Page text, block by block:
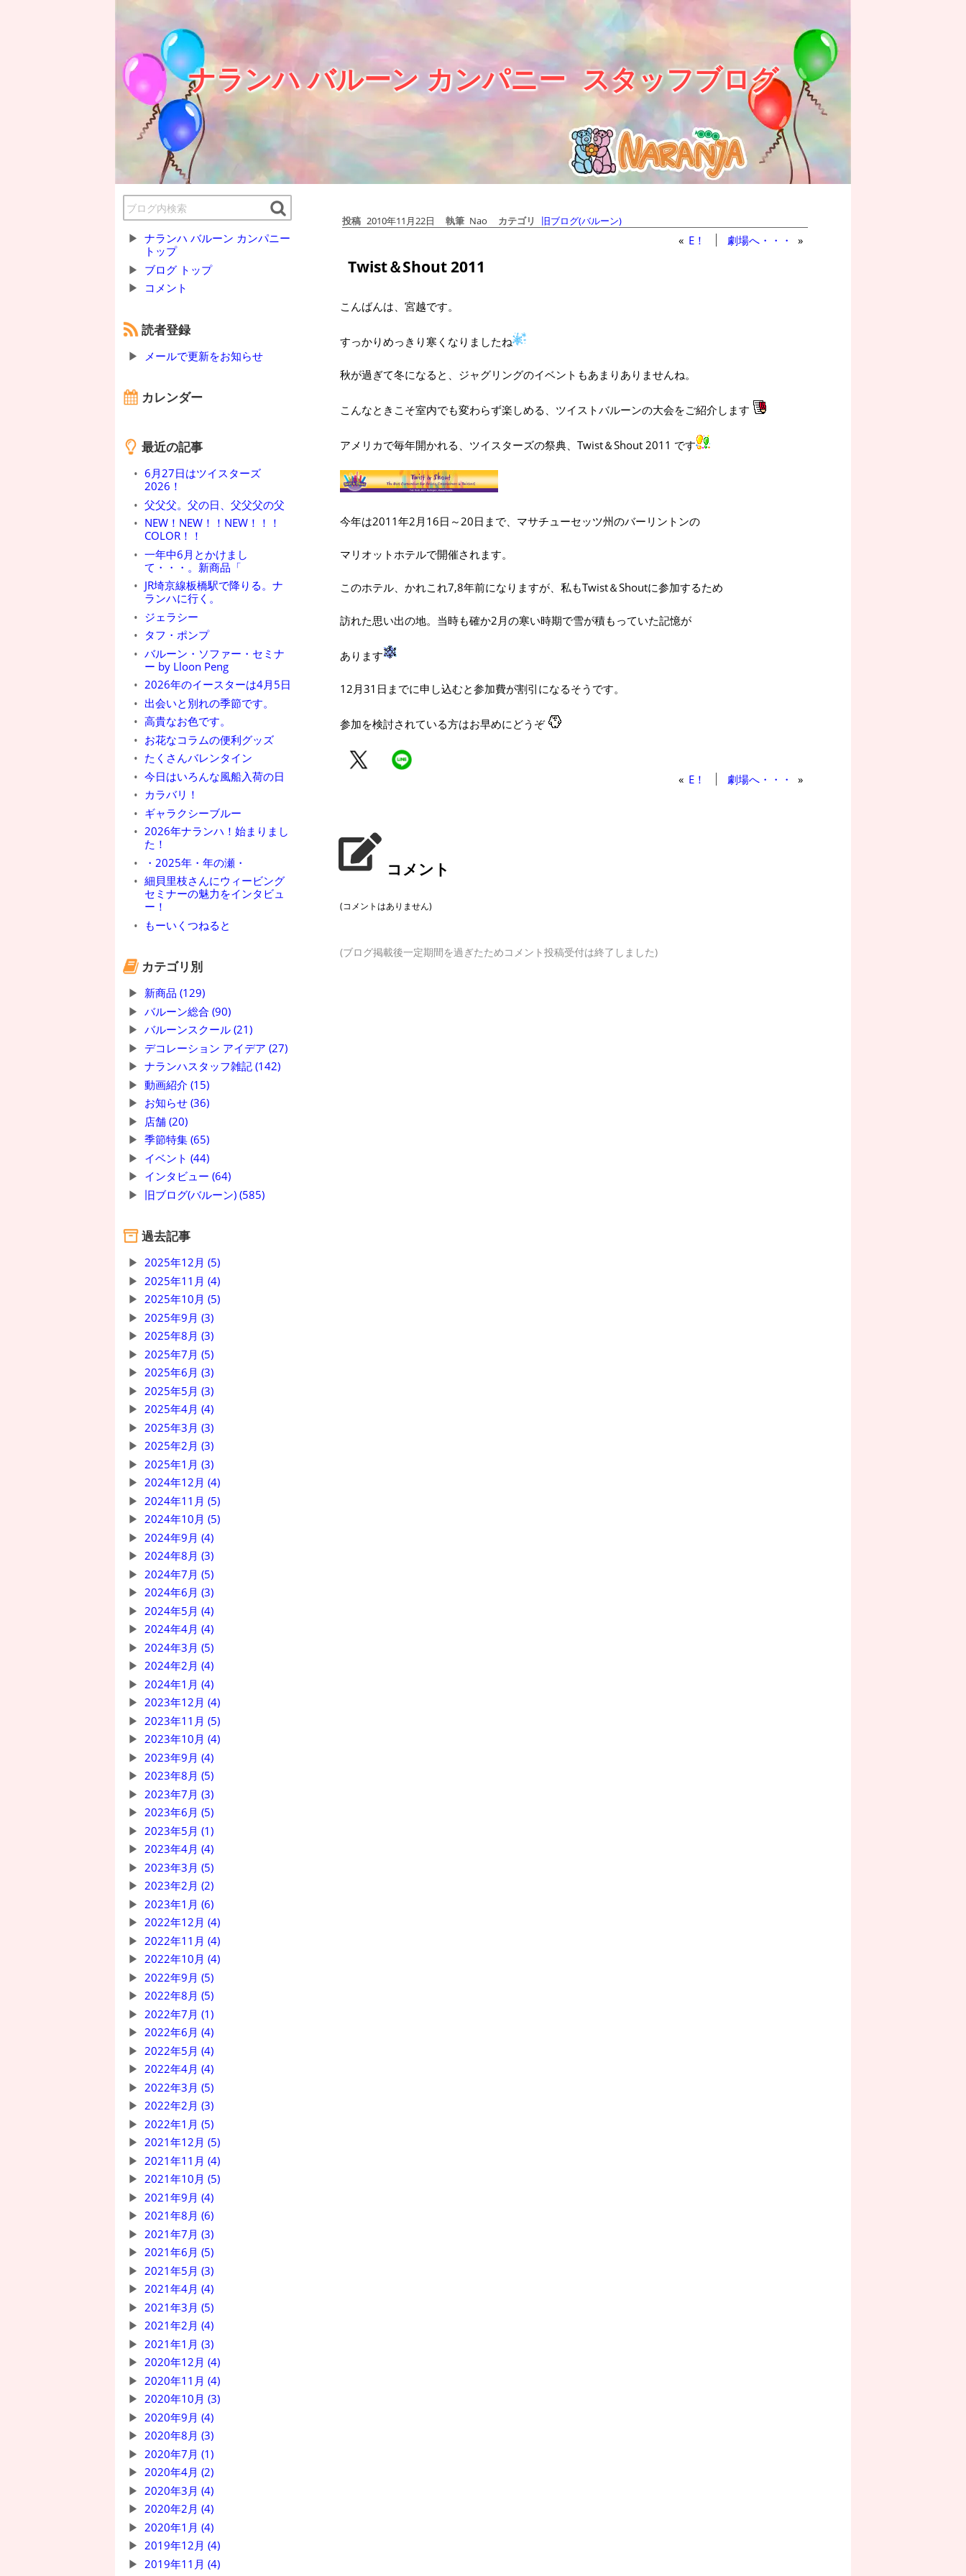
ナランハ バルーン カンパニー スタッフブログ
ナランハ バルーン カンパニー
トップ
ブログ トップ
コメント
読者登録
メールで更新をお知らせ
カレンダー
最近の記事
6月27日はツイスターズ
2026！
父父父。父の日、父父父の父
NEW！NEW！！NEW！！！
COLOR！！
一年中6月とかけまし
て・・・。新商品「
JR埼京線板橋駅で降りる。ナ
ランハに行く。
ジェラシー
タフ・ポンプ
バルーン・ソファー・セミナ
ー by Lloon Peng
2026年のイースターは4月5日
出会いと別れの季節です。
高貴なお色です。
お花なコラムの便利グッズ
たくさんバレンタイン
今日はいろんな風船入荷の日
カラバリ！
ギャラクシーブルー
2026年ナランハ！始まりまし
た！
・2025年・年の瀬・
細貝里枝さんにウィービング
セミナーの魅力をインタビュ
ー！
もーいくつねると
カテゴリ別
新商品 (129)
バルーン総合 (90)
バルーンスクール (21)
デコレーション アイデア (27)
ナランハスタッフ雑記 (142)
動画紹介 (15)
お知らせ (36)
店舗 (20)
季節特集 (65)
イベント (44)
インタビュー (64)
旧ブログ(バルーン) (585)
過去記事
2025年12月 (5)
2025年11月 (4)
2025年10月 (5)
2025年9月 (3)
2025年8月 (3)
2025年7月 (5)
2025年6月 (3)
2025年5月 (3)
2025年4月 (4)
2025年3月 (3)
2025年2月 (3)
2025年1月 (3)
2024年12月 (4)
2024年11月 (5)
2024年10月 (5)
2024年9月 (4)
2024年8月 (3)
2024年7月 (5)
2024年6月 (3)
2024年5月 (4)
2024年4月 (4)
2024年3月 (5)
2024年2月 (4)
2024年1月 (4)
2023年12月 (4)
2023年11月 (5)
2023年10月 (4)
2023年9月 (4)
2023年8月 (5)
2023年7月 (3)
2023年6月 (5)
2023年5月 (1)
2023年4月 (4)
2023年3月 (5)
2023年2月 (2)
2023年1月 (6)
2022年12月 (4)
2022年11月 (4)
2022年10月 (4)
2022年9月 (5)
2022年8月 (5)
2022年7月 (1)
2022年6月 (4)
2022年5月 (4)
2022年4月 (4)
2022年3月 (5)
2022年2月 (3)
2022年1月 (5)
2021年12月 (5)
2021年11月 (4)
2021年10月 (5)
2021年9月 (4)
2021年8月 (6)
2021年7月 (3)
2021年6月 (5)
2021年5月 (3)
2021年4月 (4)
2021年3月 (5)
2021年2月 (4)
2021年1月 (3)
2020年12月 (4)
2020年11月 (4)
2020年10月 (3)
2020年9月 (4)
2020年8月 (3)
2020年7月 (1)
2020年4月 (2)
2020年3月 (4)
2020年2月 (4)
2020年1月 (4)
2019年12月 (4)
2019年11月 (4)
投稿 2010年11月22日 執筆 Nao カテゴリ 旧ブログ(バルーン)
« E！ 劇場へ・・・ »
Twist＆Shout 2011
こんばんは、宮越です。
すっかりめっきり寒くなりましたね
秋が過ぎて冬になると、ジャグリングのイベントもあまりありませんね。
こんなときこそ室内でも変わらず楽しめる、ツイストバルーンの大会をご紹介します
アメリカで毎年開かれる、ツイスターズの祭典、Twist＆Shout 2011 です
今年は2011年2月16日～20日まで、マサチューセッツ州のバーリントンの
マリオットホテルで開催されます。
このホテル、かれこれ7,8年前になりますが、私もTwist＆Shoutに参加するため
訪れた思い出の地。当時も確か2月の寒い時期で雪が積もっていた記憶が
あります
12月31日までに申し込むと参加費が割引になるそうです。
参加を検討されている方はお早めにどうぞ
« E！ 劇場へ・・・ »
コメント
(コメントはありません)
(ブログ掲載後一定期間を過ぎたためコメント投稿受付は終了しました)